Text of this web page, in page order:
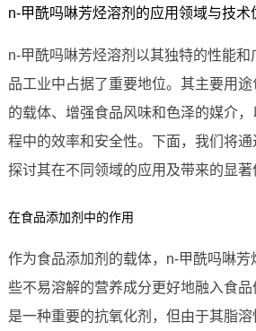
n-甲酰吗啉芳烃溶剂的应用领域与技术
n-甲酰吗啉芳烃溶剂以其独特的性能
品工业中占据了重要地位。其主要用途
的载体、增强食品风味和色泽的媒介
程中的效率和安全性。下面，我们将
探讨其在不同领域的应用及带来的显著
在食品添加剂中的作用
作为食品添加剂的载体，n-甲酰吗啉芳
些不易溶解的营养成分更好地融入食
是一种重要的抗氧化剂，但由于其脂